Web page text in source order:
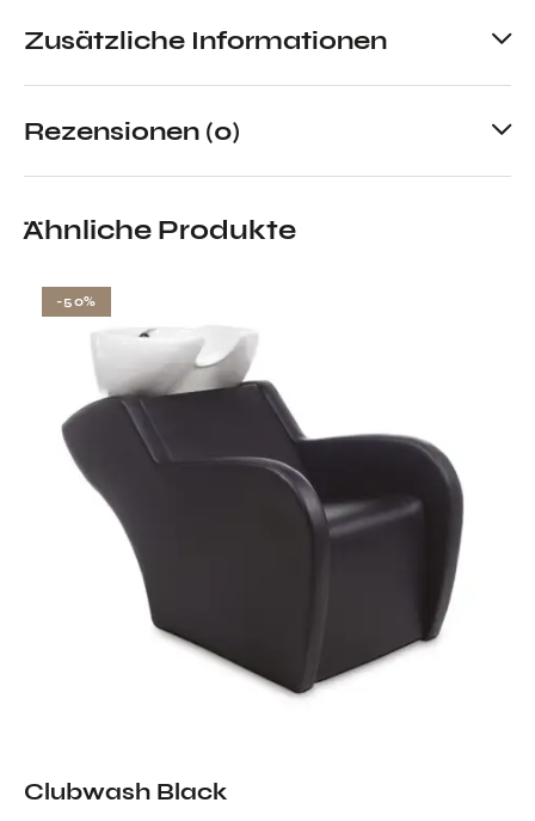
Zusätzliche Informationen
Rezensionen (0)
Ähnliche Produkte
-50%
Clubwash Black